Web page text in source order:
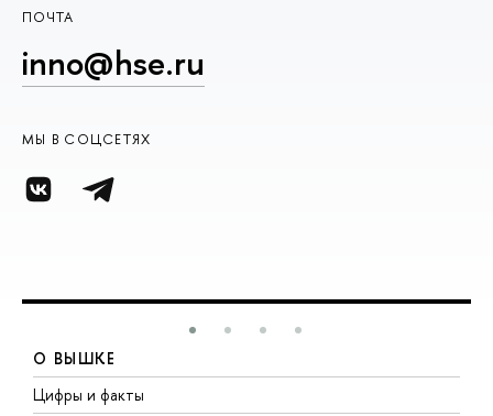
ПОЧТА
inno@hse.ru
МЫ В СОЦСЕТЯХ
О ВЫШКЕ
Цифры и факты